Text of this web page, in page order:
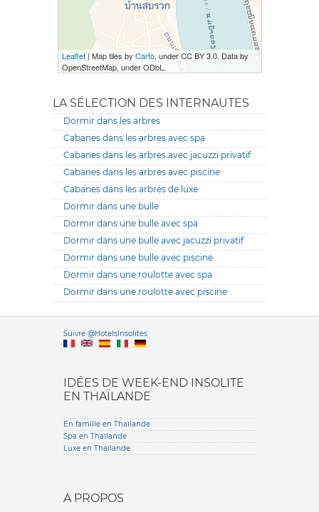
Leaflet| Map tiles by Carto, under CC BY 3.0. Data by
OpenStreetMap, under ODbL.
LA SÉLECTION DES INTERNAUTES
Dormir dans les arbres
Cabanes dans les arbres avec spa
Cabanes dans les arbres avec jacuzzi privatif
Cabanes dans les arbres avec piscine
Cabanes dans les arbres de luxe
Dormir dans une bulle
Dormir dans une bulle avec spa
Dormir dans une bulle avec jacuzzi privatif
Dormir dans une bulle avec piscine
Dormir dans une roulotte avec spa
Dormir dans une roulotte avec piscine
Suivre @HotelsInsolitesVersione
IDÉES DE WEEK-END INSOLITE
EN THAÏLANDE
En famille en Thaïlande
Spa en Thaïlande
Luxe en Thaïlande
A PROPOS